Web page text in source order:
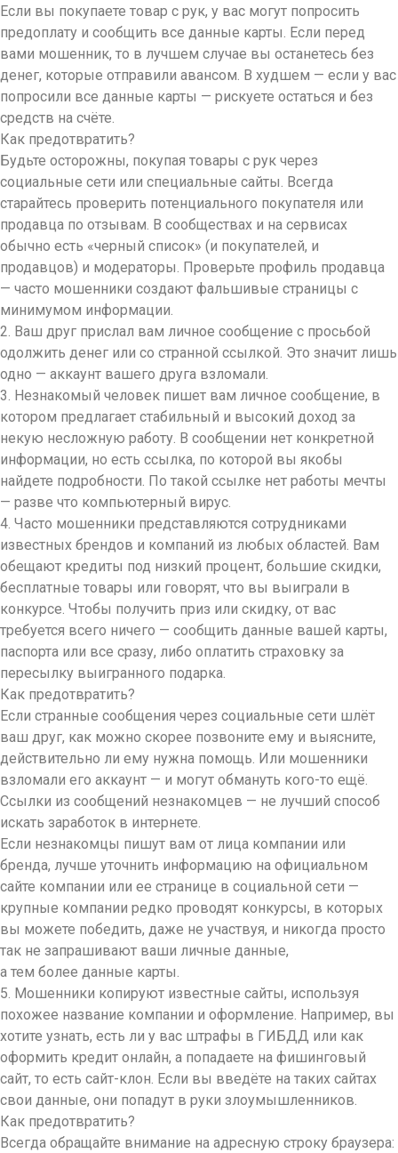
Если вы покупаете товар с рук, у вас могут попросить
предоплату и сообщить все данные карты. Если перед
вами мошенник, то в лучшем случае вы останетесь без
денег, которые отправили авансом. В худшем — если у вас
попросили все данные карты — рискуете остаться и без
средств на счёте.
Как предотвратить?
Будьте осторожны, покупая товары с рук через
социальные сети или специальные сайты. Всегда
старайтесь проверить потенциального покупателя или
продавца по отзывам. В сообществах и на сервисах
обычно есть «черный список» (и покупателей, и
продавцов) и модераторы. Проверьте профиль продавца
— часто мошенники создают фальшивые страницы с
минимумом информации.
2. Ваш друг прислал вам личное сообщение с просьбой
одолжить денег или со странной ссылкой. Это значит лишь
одно — аккаунт вашего друга взломали.
3. Незнакомый человек пишет вам личное сообщение, в
котором предлагает стабильный и высокий доход за
некую несложную работу. В сообщении нет конкретной
информации, но есть ссылка, по которой вы якобы
найдете подробности. По такой ссылке нет работы мечты
— разве что компьютерный вирус.
4. Часто мошенники представляются сотрудниками
известных брендов и компаний из любых областей. Вам
обещают кредиты под низкий процент, большие скидки,
бесплатные товары или говорят, что вы выиграли в
конкурсе. Чтобы получить приз или скидку, от вас
требуется всего ничего — сообщить данные вашей карты,
паспорта или все сразу, либо оплатить страховку за
пересылку выигранного подарка.
Как предотвратить?
Если странные сообщения через социальные сети шлёт
ваш друг, как можно скорее позвоните ему и выясните,
действительно ли ему нужна помощь. Или мошенники
взломали его аккаунт — и могут обмануть кого-то ещё.
Ссылки из сообщений незнакомцев — не лучший способ
искать заработок в интернете.
Если незнакомцы пишут вам от лица компании или
бренда, лучше уточнить информацию на официальном
сайте компании или ее странице в социальной сети —
крупные компании редко проводят конкурсы, в которых
вы можете победить, даже не участвуя, и никогда просто
так не запрашивают ваши личные данные,
а тем более данные карты.
5. Мошенники копируют известные сайты, используя
похожее название компании и оформление. Например, вы
хотите узнать, есть ли у вас штрафы в ГИБДД или как
оформить кредит онлайн, а попадаете на фишинговый
сайт, то есть сайт-клон. Если вы введёте на таких сайтах
свои данные, они попадут в руки злоумышленников.
Как предотвратить?
Всегда обращайте внимание на адресную строку браузера: